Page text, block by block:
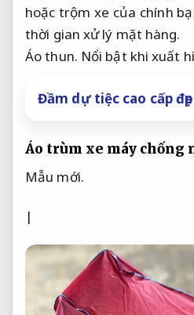
hoặc trộm xe của chính
thời gian xử lý mặt hàng.
Áo thun. Nổi bật khi xuất
Đầm dự tiệc cao cấp
Áo trùm xe máy chống
Mẫu mới.
|